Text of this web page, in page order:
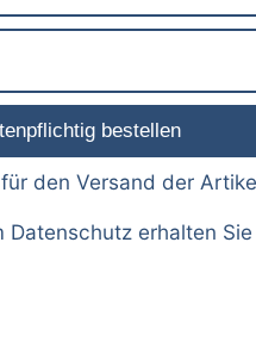
den Versand der
Datenschutz erhalten